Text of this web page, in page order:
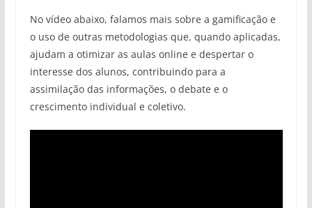
No vídeo abaixo, falamos mais sobre a gamificação e
o uso de outras metodologias que, quando aplicadas,
ajudam a otimizar as aulas online e despertar o
interesse dos alunos, contribuindo para a
assimilação das informações, o debate e o
crescimento individual e coletivo.